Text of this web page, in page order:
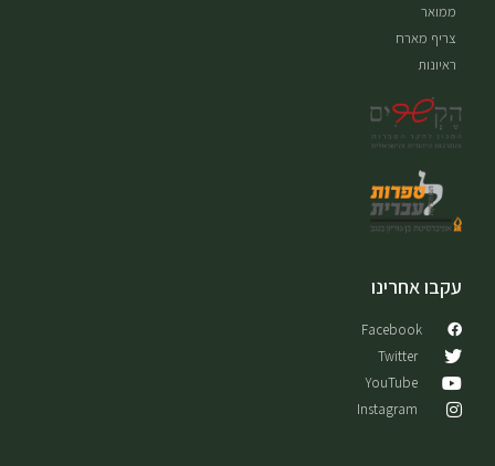
ממואר
צריף מארח
ראיונות
עקבו אחרינו
Facebook
Twitter
YouTube
Instagram